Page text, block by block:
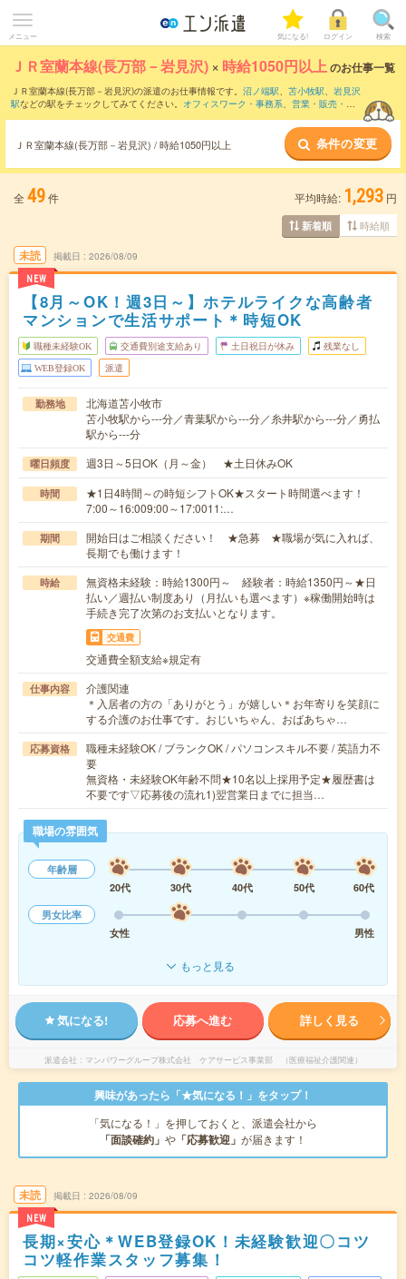
メニュー 気になる! ログイン 検索
ＪＲ室蘭本線(長万部－岩見沢) × 時給1050円以上のお仕事一覧
ＪＲ室蘭本線(長万部－岩見沢)の派遣のお仕事情報です。 沼ノ端駅、 苫小牧駅、 岩見沢
駅などの駅をチェックしてみてください。 オフィスワーク・事務系、 営業・販売・サ
などのこだわり条件で絞り込んでいただけます。
ＪＲ室蘭本線(長万部－岩見沢) / 時給1050円以上 条件の変更
全 49件 平均時給: 1,293 円
新着順 時給順
未読
NEW
掲載日 2026/08/09
【8月～OK！週3日～】ホテルライクな高齢者
マンションで生活サポート＊時短OK
職種未経験OK 交通費別途支給あり 土日祝日が休み 残業なし
WEB登録OK 派遣
勤務地
北海道苫小牧市
苫小牧駅から---分／青葉駅から---分／糸井駅から---分／勇払
駅から---分
曜日頻度 週3日～5日OK（月～金） ★土日休みOK
時間
★1日4時間～の時短シフトOK★スタート時間選べます！
7:00～16:009:00～17:0011:…
期間
開始日はご相談ください！ ★急募 ★職場が気に入れば、
長期でも働けます！
時給
無資格未経験：時給1300円～ 経験者：時給1350円～★日
払い／週払い制度あり（月払いも選べます）※稼働開始時は
手続き完了次第のお支払いとなります。
交通費
交通費全額支給※規定有
仕事内容
介護関連
＊入居者の方の「ありがとう」が嬉しい＊お年寄りを笑顔に
する介護のお仕事です。おじいちゃん、おばあちゃ…
応募資格
職種未経験OK / ブランクOK / パソコンスキル不要 / 英語力不
要
無資格・未経験OK年齢不問★10名以上採用予定★履歴書は
不要です▽応募後の流れ1)翌営業日までに担当…
職場の雰囲気
年齢層
20代
30代 40代 50代
60代
男女比率
女性
男性
もっと見る
気になる! 応募へ進む 詳しく見る
派遣会社 マンパワーグループ株式会社 ケアサービス事業部 （医療福祉介護関連）
興味があったら「★気になる！」をタップ！
「気になる！」を押しておくと、派遣会社から
「面談確約」 や 「応募歓迎」 が届きます！
未読
NEW
掲載日 2026/08/09
長期×安心＊WEB登録OK！未経験歓迎〇コツ
コツ軽作業スタッフ募集！